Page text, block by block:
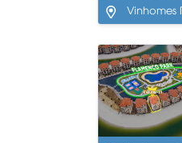
Vinhomes
Yên, Thủy